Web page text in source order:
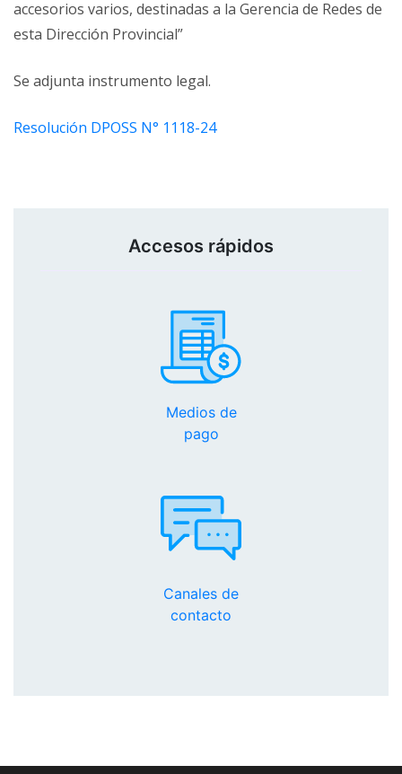
accesorios varios, destinadas a la Gerencia de Redes de
esta Dirección Provincial”
Se adjunta instrumento legal.
Resolución DPOSS N° 1118-24
Accesos rápidos
Medios de
pago
Canales de
contacto